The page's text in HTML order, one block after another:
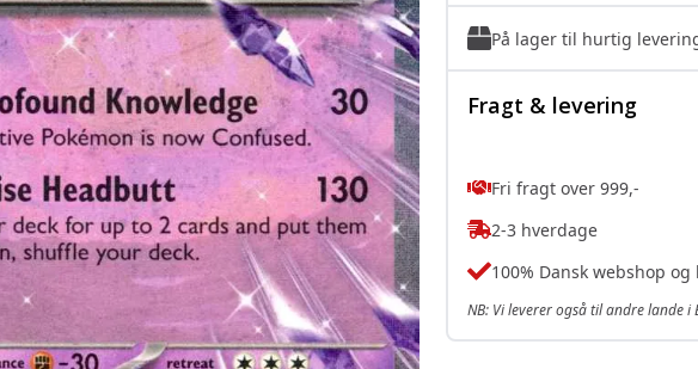
På lager til hurtig
Fragt & levering
Fri fragt over 999,-
2-3 hverdage
100% Dansk webshop og
NB: Vi leverer også til andre lande i